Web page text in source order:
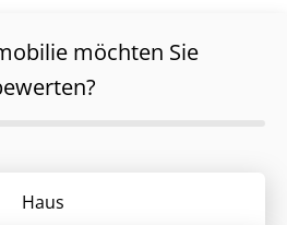
möchten Sie
Haus